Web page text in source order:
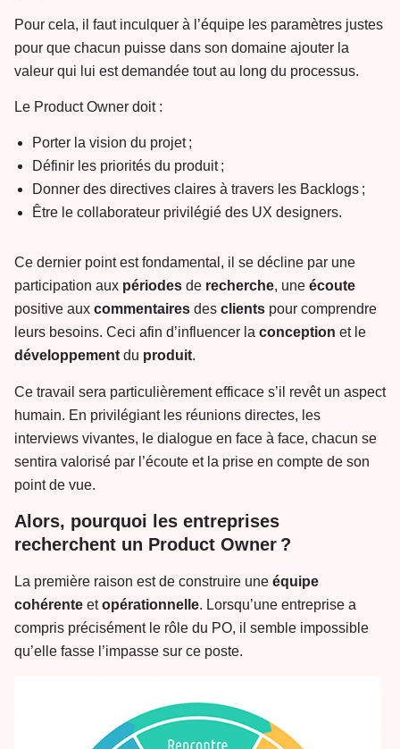
Pour cela, il faut inculquer à l’équipe les paramètres justes
pour que chacun puisse dans son domaine ajouter la
valeur qui lui est demandée tout au long du processus.
Le Product Owner doit :
Porter la vision du projet ;
Définir les priorités du produit ;
Donner des directives claires à travers les Backlogs ;
Être le collaborateur privilégié des UX designers.
Ce dernier point est fondamental, il se décline par une
participation aux périodes de recherche, une écoute
positive aux commentaires des clients pour comprendre
leurs besoins. Ceci afin d’influencer la conception et le
développement du produit.
Ce travail sera particulièrement efficace s’il revêt un aspect
humain. En privilégiant les réunions directes, les
interviews vivantes, le dialogue en face à face, chacun se
sentira valorisé par l’écoute et la prise en compte de son
point de vue.
Alors, pourquoi les entreprises
recherchent un Product Owner ?
La première raison est de construire une équipe
cohérente etopérationnelle. Lorsqu’une entreprise a
compris précisément le rôle du PO, il semble impossible
qu’elle fasse l’impasse sur ce poste.